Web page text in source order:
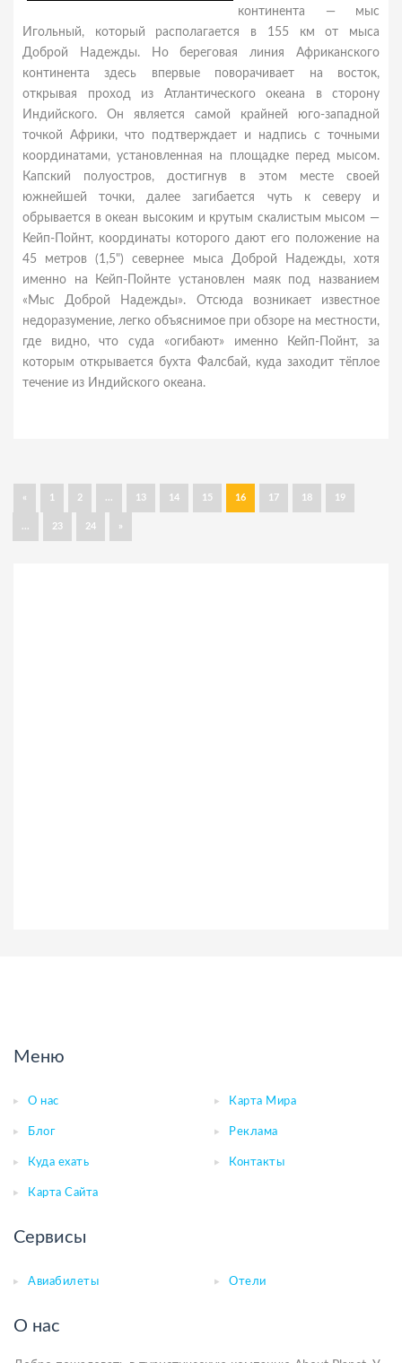
континента — мыс
Игольный, который располагается в 155 км от мыса
Доброй Надежды. Но береговая линия Африканского
континента здесь впервые поворачивает на восток,
открывая проход из Атлантического океана в сторону
Индийского. Он является самой крайней юго-западной
точкой Африки, что подтверждает и надпись с точными
координатами, установленная на площадке перед мысом.
Капский полуостров, достигнув в этом месте своей
южнейшей точки, далее загибается чуть к северу и
обрывается в океан высоким и крутым скалистым мысом —
Кейп-Пойнт, координаты которого дают его положение на
45 метров (1,5") севернее мыса Доброй Надежды, хотя
именно на Кейп-Пойнте установлен маяк под названием
«Мыс Доброй Надежды». Отсюда возникает известное
недоразумение, легко объяснимое при обзоре на местности,
где видно, что суда «огибают» именно Кейп-Пойнт, за
которым открывается бухта Фалсбай, куда заходит тёплое
течение из Индийского океана.
« 1 2 ... 13 14 15 16 17 18 19
... 23 24 »
Меню
О нас Карта Мира
Блог Реклама
Куда ехать Контакты
Карта Сайта
Сервисы
Авиабилеты Отели
О нас